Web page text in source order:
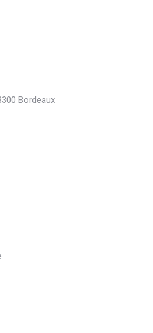
Bordeaux